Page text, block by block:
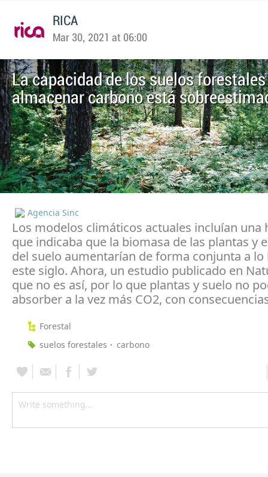
RICA
Mar 30, 2021 at 06:00
La capacidad de los suelos
almacenar carbono está
Agencia Sinc
Los modelos climáticos actuales incluían una
que indicaba que la biomasa de las plantas y
del suelo aumentarían de forma conjunta a lo
este siglo. Ahora, un estudio publicado en
que no es así, por lo que plantas y suelo no
absorber a la vez más CO2, con
Forestal
suelos forestales
carbono